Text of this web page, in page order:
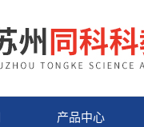
产品中心